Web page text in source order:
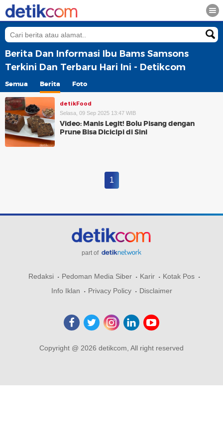
Berita Dan Informasi Ibu Bams Samsons
Terkini Dan Terbaru Hari Ini - Detikcom
Semua Berita Foto
detikFood
Selasa, 09 Sep 2025 13:47 WIB
Video: Manis Legit! Bolu Pisang dengan
Prune Bisa Dicicipi di Sini
1
part of
Redaksi Pedoman Media Siber Karir
Kotak Pos
Info Iklan
Privacy Policy Disclaimer
Copyright @ 2026 detikcom, All right reserved